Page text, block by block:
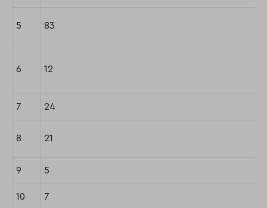
5 83
6 12
7 24
8 21
9 5
10 7